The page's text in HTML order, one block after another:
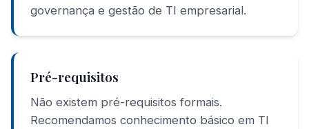
governança e gestão de TI empresarial.
Pré-requisitos
Não existem pré-requisitos formais.
Recomendamos conhecimento básico em TI